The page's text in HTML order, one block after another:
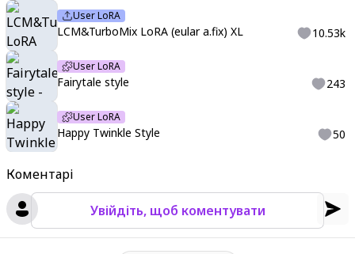
Коментарі
Увійдіть, щоб коментувати
User LoRA
LCM&TurboMix LoRA (eular a.fix) XL 10.53k
User LoRA
Fairytale style 243
User LoRA
Happy Twinkle Style 50